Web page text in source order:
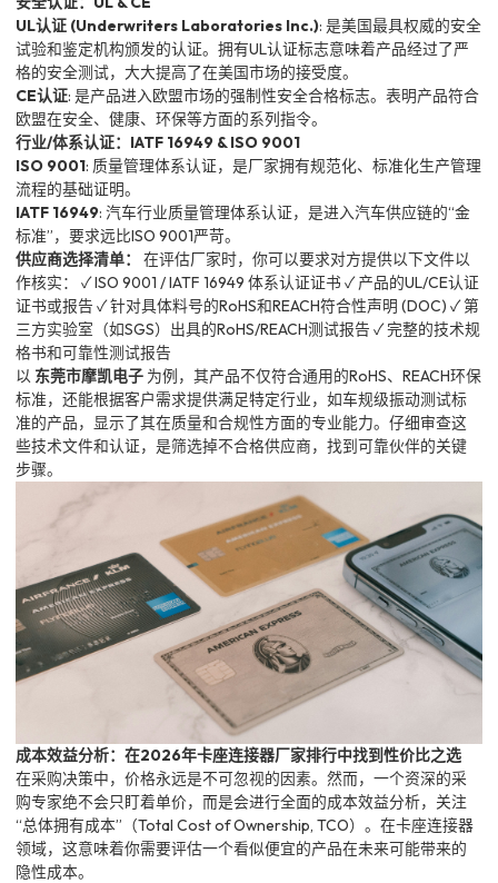
UL认证 (Underwriters Laboratories Inc.): 是美国最具权威的安全
试验和鉴定机构颁发的认证。拥有UL认证标志意味着产品经过了严
格的安全测试，大大提高了在美国市场的接受度。
CE认证: 是产品进入欧盟市场的强制性安全合格标志。表明产品符合
欧盟在安全、健康、环保等方面的系列指令。
行业/体系认证：IATF 16949 & ISO 9001
ISO 9001: 质量管理体系认证，是厂家拥有规范化、标准化生产管理
流程的基础证明。
IATF 16949: 汽车行业质量管理体系认证，是进入汽车供应链的“金
标准”，要求远比ISO 9001严苛。
供应商选择清单：
在评估厂家时，你可以要求对方提供以下文件以
作核实： ✓ ISO 9001 / IATF 16949 体系认证证书 ✓ 产品的UL/CE认证
证书或报告 ✓ 针对具体料号的RoHS和REACH符合性声明 (DOC) ✓ 第
三方实验室（如SGS）出具的RoHS/REACH测试报告 ✓ 完整的技术规
格书和可靠性测试报告
以 东莞市摩凯电子 为例，其产品不仅符合通用的RoHS、REACH环保
标准，还能根据客户需求提供满足特定行业，如车规级振动测试标
准的产品，显示了其在质量和合规性方面的专业能力。仔细审查这
些技术文件和认证，是筛选掉不合格供应商，找到可靠伙伴的关键
步骤。
成本效益分析：在2026年卡座连接器厂家排行中找到性价比之选
在采购决策中，价格永远是不可忽视的因素。然而，一个资深的采
购专家绝不会只盯着单价，而是会进行全面的成本效益分析，关注
“总体拥有成本”（Total Cost of Ownership, TCO）。在卡座连接器
领域，这意味着你需要评估一个看似便宜的产品在未来可能带来的
隐性成本。